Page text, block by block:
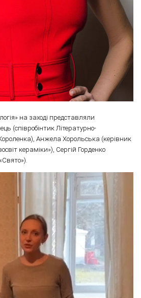
на заході представляли
(співробінтик Літературно-
Анжела Хорольська (керівник
кераміки»), Сергій Горденко